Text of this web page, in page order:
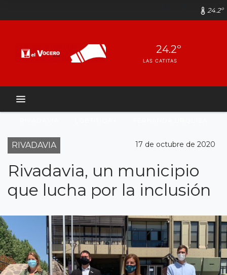
24.2º
24.2º
LAS CATITAS
RIVADAVIA 17 de octubre de 2020
Rivadavia, un municipio
que lucha por la inclusión